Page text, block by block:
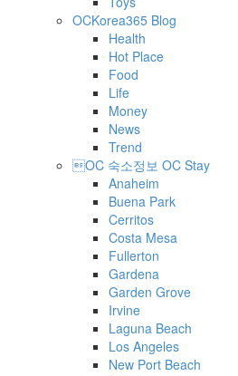
OCKorea365 Blog
Health
Hot Place
Food
Life
Money
News
Trend
OC 숙소정보 OC Stay
Anaheim
Buena Park
Cerritos
Costa Mesa
Fullerton
Gardena
Garden Grove
Irvine
Laguna Beach
Los Angeles
New Port Beach